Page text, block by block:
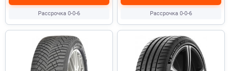
Рассрочка 0-0-6 Рассрочка 0-0-6